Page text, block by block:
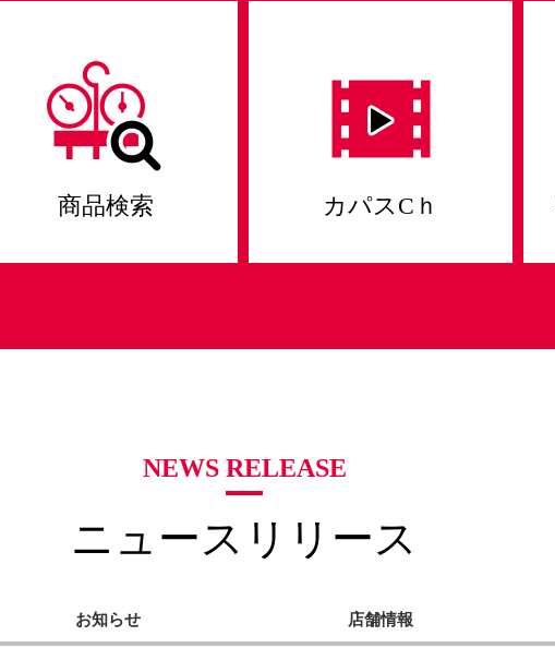
商品検索 カパスCｈ
NEWS RELEASE
ニュースリリース
お知らせ 店舗情報